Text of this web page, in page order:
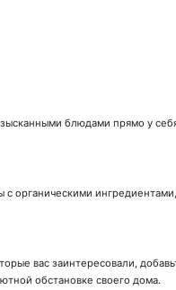
блюдами прямо у
органическими
вас заинтересовали,
обстановке своего дома.